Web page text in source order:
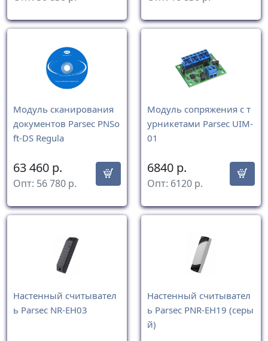
Модуль сканирования
документов Parsec PNSo
ft-DS Regula
63 460 р.
Опт: 56 780 р.
Модуль сопряжения с т
урникетами Parsec UIM-
01
6840 р.
Опт: 6120 р.
Настенный считывател
ь Parsec NR-EH03
Настенный считывател
ь Parsec PNR-EH19 (серы
й)